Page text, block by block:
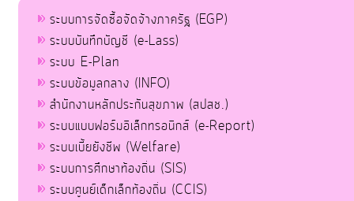
ระบบการจัดซื้อจัดจ้างภาครัฐ (EGP)
ระบบบันทึกบัญชี (e-Lass)
ระบบ E-Plan
ระบบข้อมูลกลาง (INFO)
สำนักงานหลักประกันสุขภาพ (สปสช.)
ระบบแบบฟอร์มอิเล็กทรอนิกส์ (e-Report)
ระบบเบี้ยยังชีพ (Welfare)
ระบบการศึกษาท้องถิ่น (SIS)
ระบบศูนย์เด็กเล็กท้องถิ่น (CCIS)